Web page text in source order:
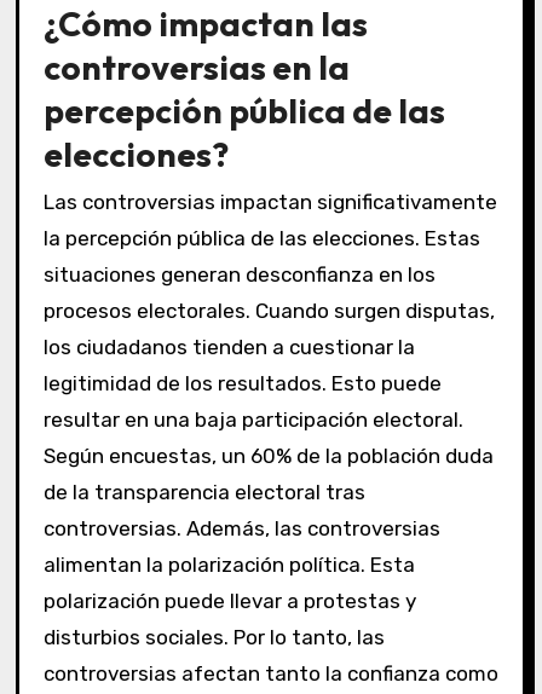
¿Cómo impactan las
controversias en la
percepción pública de las
elecciones?
Las controversias impactan significativamente
la percepción pública de las elecciones. Estas
situaciones generan desconfianza en los
procesos electorales. Cuando surgen disputas,
los ciudadanos tienden a cuestionar la
legitimidad de los resultados. Esto puede
resultar en una baja participación electoral.
Según encuestas, un 60% de la población duda
de la transparencia electoral tras
controversias. Además, las controversias
alimentan la polarización política. Esta
polarización puede llevar a protestas y
disturbios sociales. Por lo tanto, las
controversias afectan tanto la confianza como